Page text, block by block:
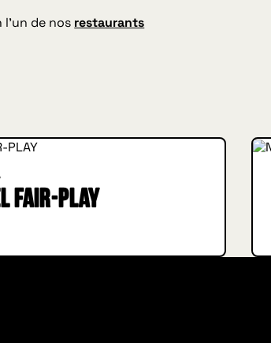
de nos restaurants
PLAY